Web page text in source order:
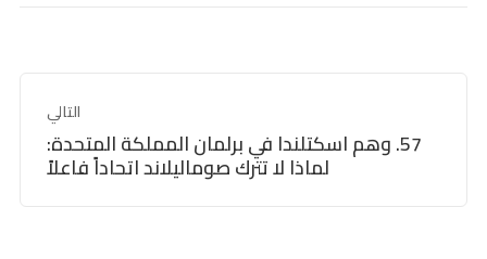
التالي
57. وهم اسكتلندا في برلمان المملكة المتحدة:
لماذا لا تترك صوماليلاند اتحاداً فاعلاً